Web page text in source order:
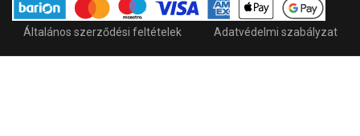
Általános szerződési feltételek Adatvédelmi szabályzat